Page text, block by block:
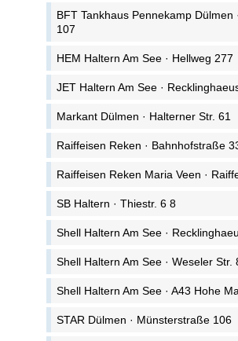
BFT Tankhaus Pennekamp Dülmen
107
HEM Haltern Am See · Hellweg 277
JET Haltern Am See ·
Markant Dülmen · Halterner Str. 61
Raiffeisen Reken · Bahnhofstraße
Raiffeisen Reken Maria Veen ·
SB Haltern · Thiestr. 6 8
Shell Haltern Am See ·
Shell Haltern Am See · Weseler Str.
Shell Haltern Am See · A43 Hohe
STAR Dülmen · Münsterstraße 106